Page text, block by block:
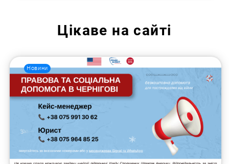
Цікаве на сайті
Новини